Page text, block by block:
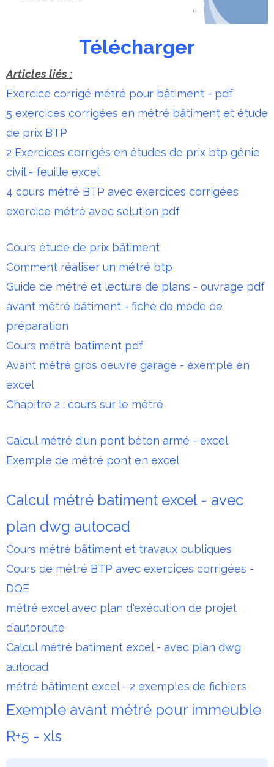
Télécharger
Articles liés :
Exercice corrigé métré pour bâtiment - pdf
5 exercices corrigées en métré bâtiment et étude
de prix BTP
2 Exercices corrigés en études de prix btp génie
civil - feuille excel
4 cours métré BTP avec exercices corrigées
exercice métré avec solution pdf
Cours étude de prix bâtiment
Comment réaliser un métré btp
Guide de métré et lecture de plans - ouvrage pdf
avant métré bâtiment - fiche de mode de
préparation
Cours métré batiment pdf
Avant métré gros oeuvre garage - exemple en
excel
Chapitre 2 : cours sur le métré
Calcul métré d'un pont béton armé - excel
Exemple de métré pont en excel
Calcul métré batiment excel - avec
plan dwg autocad
Cours métré bâtiment et travaux publiques
Cours de métré BTP avec exercices corrigées -
DQE
métré excel avec plan d'exécution de projet
d’autoroute
Calcul métré batiment excel - avec plan dwg
autocad
métré bâtiment excel - 2 exemples de fichiers
Exemple avant métré pour immeuble
R+5 - xls